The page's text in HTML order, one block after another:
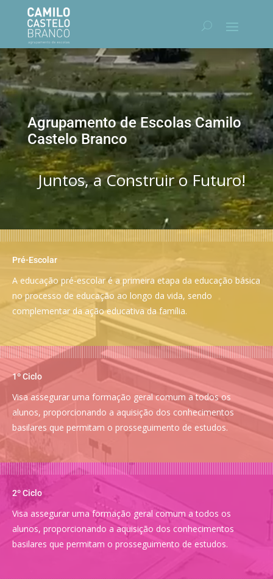
Reprodutor
de
vídeo
Agrupamento de Escolas Camilo
Castelo Branco
Juntos, a Construir o Futuro!
Pré-Escolar
A educação pré-escolar é a primeira etapa da educação básica
no processo de educação ao longo da vida, sendo
complementar da ação educativa da família.
1º Ciclo
Visa assegurar uma formação geral comum a todos os
alunos, proporcionando a aquisição dos conhecimentos
basilares que permitam o prosseguimento de estudos.
2º Ciclo
Visa assegurar uma formação geral comum a todos os
alunos, proporcionando a aquisição dos conhecimentos
basilares que permitam o prosseguimento de estudos.